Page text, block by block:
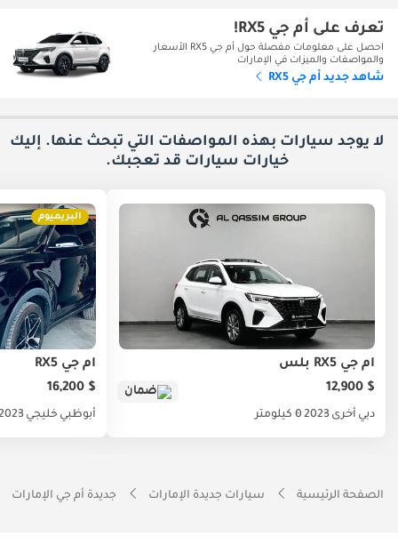
تعرف على أم جي RX5!
احصل على معلومات مفصلة حول أم جي RX5 الأسعار
والمواصفات والميزات في الإمارات
شاهد جديد أم جي RX5
لا يوجد سيارات بهذه المواصفات التي تبحث عنها. إليك
خيارات سيارات قد تعجبك.
أم جي RX5 بلس
$ 12,900
ضمان
دبي أخرى 20230 كيلومتر
البريميوم
أم جي RX5
$ 16,200
أبوظبي خليجي
الصفحة الرئيسية سيارات جديدة الإمارات جديدة أم جي الإمارات